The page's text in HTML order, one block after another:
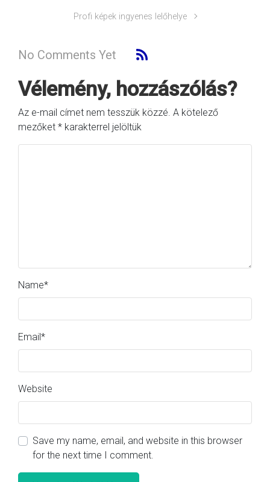
Profi képek ingyenes lelőhelye
No Comments Yet
Vélemény, hozzászólás?
Az e-mail címet nem tesszük közzé. A kötelező
mezőket * karakterrel jelöltük
Name*
Email*
Website
Save my name, email, and website in this browser
for the next time I comment.